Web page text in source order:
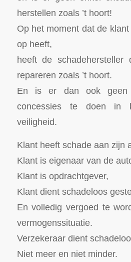
herstellen zoals ’t hoort!
Op het moment dat de
op heeft,
heeft de schadehersteller
repareren zoals ’t hoort.
En is er dan ook geen
concessies te doen in
veiligheid.
Klant heeft schade aan zijn
Klant is eigenaar van de
Klant is opdrachtgever,
Klant dient schadeloos
En volledig vergoed te
vermogenssituatie.
Verzekeraar dient
Niet meer en niet minder.